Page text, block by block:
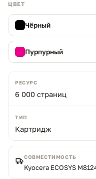
ЦВЕТ
Чёрный
Пурпурный
РЕСУРС
6 000 страниц
ТИП
Картридж
СОВМЕСТИМОСТЬ
Kyocera ECOSYS